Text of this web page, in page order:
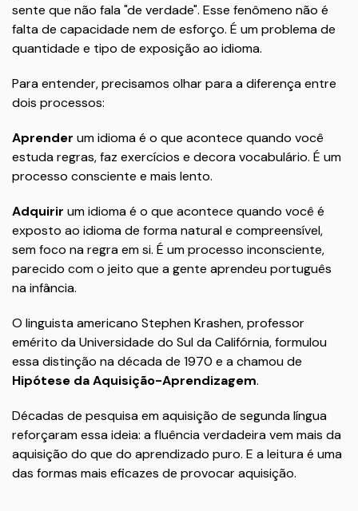
sente que não fala "de verdade". Esse fenômeno não é
falta de capacidade nem de esforço. É um problema de
quantidade e tipo de exposição ao idioma.
Para entender, precisamos olhar para a diferença entre
dois processos:
Aprender um idioma é o que acontece quando você
estuda regras, faz exercícios e decora vocabulário. É um
processo consciente e mais lento.
Adquirir um idioma é o que acontece quando você é
exposto ao idioma de forma natural e compreensível,
sem foco na regra em si. É um processo inconsciente,
parecido com o jeito que a gente aprendeu português
na infância.
O linguista americano Stephen Krashen, professor
emérito da Universidade do Sul da Califórnia, formulou
essa distinção na década de 1970 e a chamou de
Hipótese da Aquisição-Aprendizagem.
Décadas de pesquisa em aquisição de segunda língua
reforçaram essa ideia: a fluência verdadeira vem mais da
aquisição do que do aprendizado puro. E a leitura é uma
das formas mais eficazes de provocar aquisição.